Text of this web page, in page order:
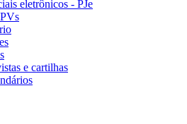
eletrônicos - PJe
e cartilhas